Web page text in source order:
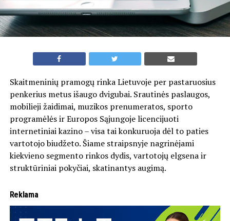
Skaitmeninių pramogų rinka Lietuvoje per pastaruosius
penkerius metus išaugo dvigubai. Srautinės paslaugos,
mobilieji žaidimai, muzikos prenumeratos, sporto
programėlės ir Europos Sąjungoje licencijuoti
internetiniai kazino – visa tai konkuruoja dėl to paties
vartotojo biudžeto. Šiame straipsnyje nagrinėjami
kiekvieno segmento rinkos dydis, vartotojų elgsena ir
struktūriniai pokyčiai, skatinantys augimą.
Reklama